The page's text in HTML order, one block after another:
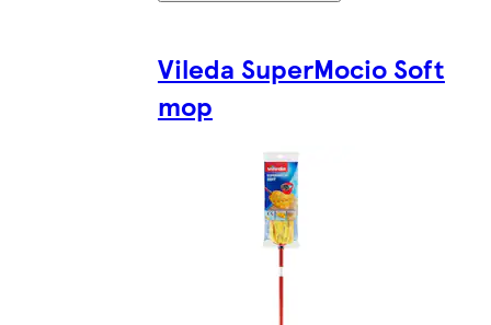
Vileda SuperMocio Soft
mop